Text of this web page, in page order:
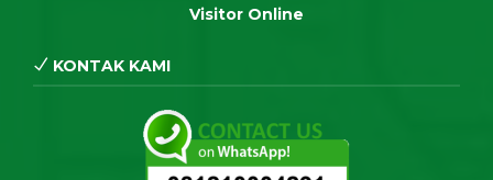
Visitor Online
KONTAK KAMI